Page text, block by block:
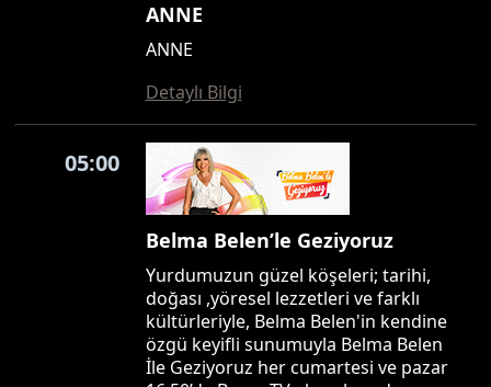
ANNE
ANNE
Detaylı Bilgi
05:00
Belma Belen’le Geziyoruz
Yurdumuzun güzel köşeleri; tarihi,
doğası ,yöresel lezzetleri ve farklı
kültürleriyle, Belma Belen'in kendine
özgü keyifli sunumuyla Belma Belen
İle Geziyoruz her cumartesi ve pazar